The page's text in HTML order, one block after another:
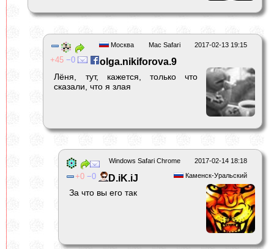
2017-02-13 19:15
Mac Safari
Москва
45 0 olga.nikiforova.9
Лёня, тут, кажется, только что
сказали, что я злая
2017-02-14 18:18
Windows Safari Chrome
Каменск-Уральский
0 0 D.iK.iJ
За что вы его так